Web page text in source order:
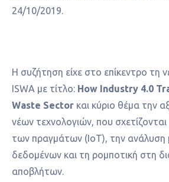
24/10/2019.
Η συζήτηση είχε στο επίκεντρο τη
ISWA με τίτλο: How Industry 4.0
Waste Sector και κύριο θέμα την
νέων τεχνολογιών, που
των πραγμάτων (ΙοΤ), την ανάλυση
δεδομένων και τη ρομποτική στη
αποβλήτων.